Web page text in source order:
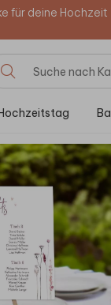
für deine Hochzeit